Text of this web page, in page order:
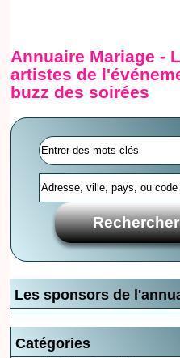
Annuaire Mariage -
artistes de
buzz des soirées
Les sponsors de
Catégories